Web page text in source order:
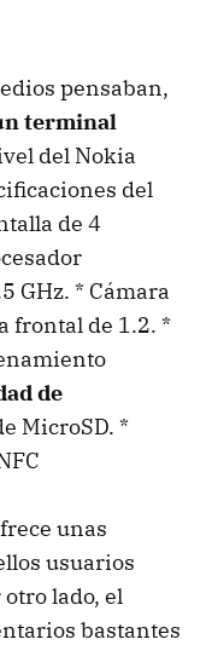
pensaban,
terminal
del Nokia
del
de 4
GHz. * Cámara
frontal de 1.2. *
de
MicroSD. *
unas
usuarios
lado, el
bastantes